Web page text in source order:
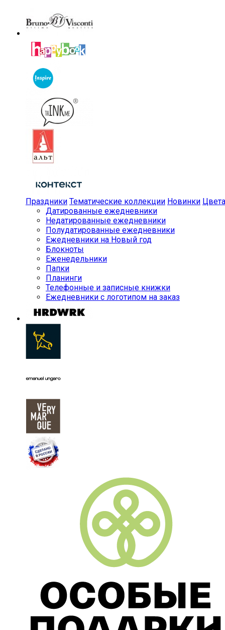
Праздники Тематические коллекции Новинки Цвета
Датированные ежедневники
Недатированные ежедневники
Полудатированные ежедневники
Ежедневники на Новый год
Блокноты
Еженедельники
Папки
Планинги
Телефонные и записные книжки
Ежедневники с логотипом на заказ